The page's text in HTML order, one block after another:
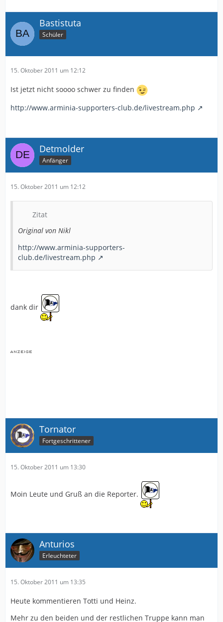
Bastistuta
Schüler
15. Oktober 2011 um 12:12
Ist jetzt nicht soooo schwer zu finden
http://www.arminia-supporters-club.de/livestream.php
Detmolder
Anfänger
15. Oktober 2011 um 12:12
Zitat
Original von Nikl
http://www.arminia-supporters-
club.de/livestream.php
dank dir
Tornator
Fortgeschrittener
15. Oktober 2011 um 13:30
Moin Leute und Gruß an die Reporter.
Anturios
Erleuchteter
15. Oktober 2011 um 13:35
Heute kommentieren Totti und Heinz.
Mehr zu den beiden und der restlichen Truppe kann man